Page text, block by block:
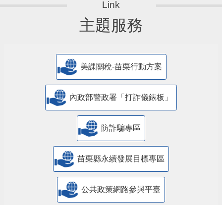
主題服務
美課關稅-苗栗行動方案
內政部警政署「打詐儀錶板」
防詐騙專區
苗栗縣永續發展目標專區
公共政策網路參與平臺